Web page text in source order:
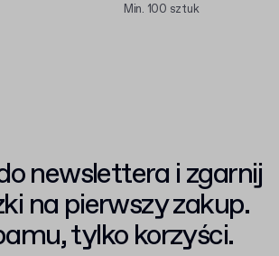
Min. 100 sztuk
newslettera i zgarnij
na pierwszy zakup.
tylko korzyści.